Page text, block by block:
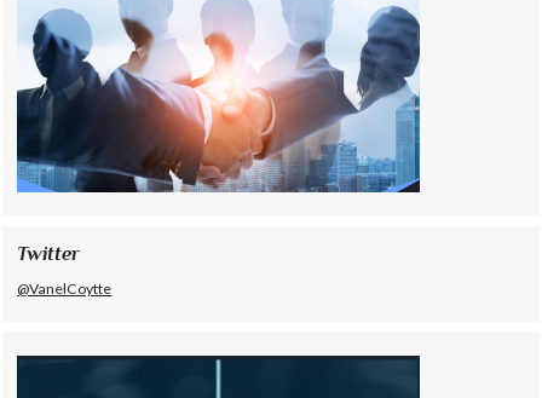
Twitter
@VanelCoytte